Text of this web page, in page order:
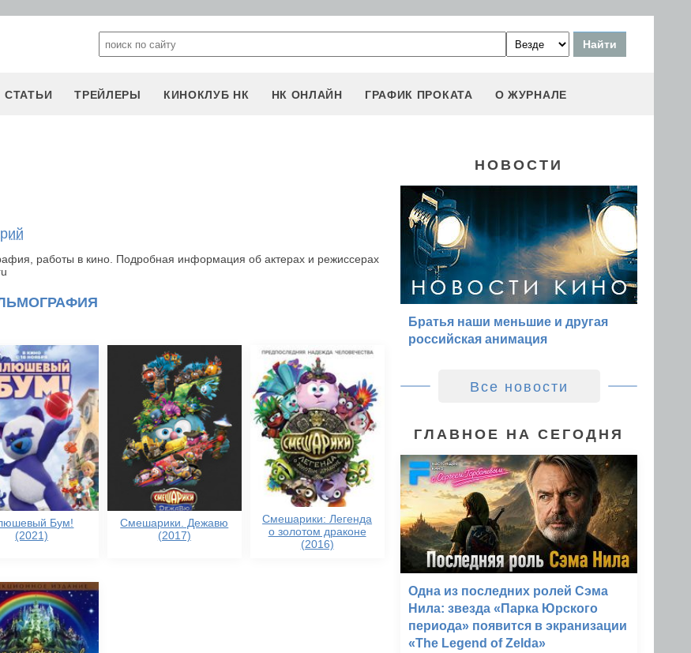
СТАТЬИ ТРЕЙЛЕРЫ КИНОКЛУБ НК НК ОНЛАЙН ГРАФИК ПРОКАТА О ЖУРНАЛЕ
работы в кино. Подробная информация об актерах и режиссерах
Бум!
(2021)
Смешарики. Дежавю
(2017)
Смешарики: Легенда
о золотом драконе
(2016)
НОВОСТИ
Братья наши меньшие и другая
российская анимация
Все новости
ГЛАВНОЕ НА СЕГОДНЯ
Одна из последних ролей Сэма
Нила: звезда «Парка Юрского
периода» появится в экранизации
«The Legend of Zelda»